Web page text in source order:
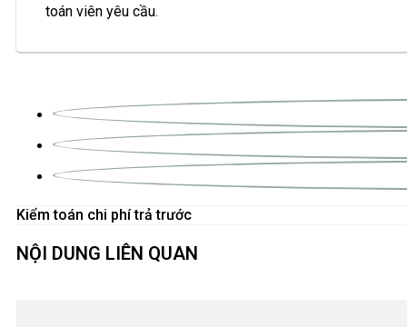
toán viên yêu cầu.
Kiểm toán chi phí trả trước
NỘI DUNG LIÊN QUAN